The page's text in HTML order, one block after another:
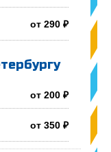
от 290 ₽
от 200 ₽
от 350 ₽